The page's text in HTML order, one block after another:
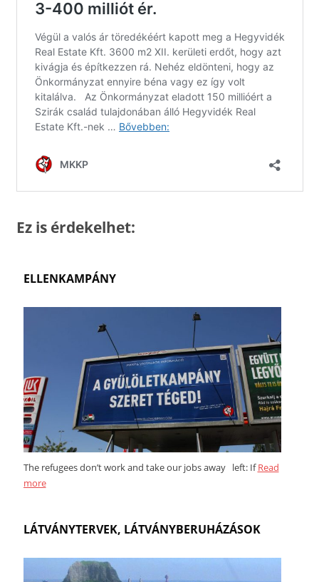
Ez is érdekelhet:
ELLENKAMPÁNY
The refugees don’t work and take our jobs away left: IfRead
more
LÁTVÁNYTERVEK, LÁTVÁNYBERUHÁZÁSOK